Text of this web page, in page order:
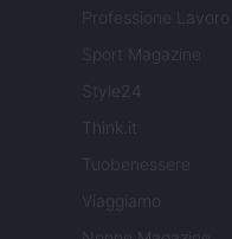
Professione Lavoro
Sport Magazine
Style24
Think.it
Tuobenessere
Viaggiamo